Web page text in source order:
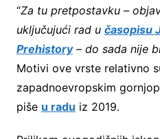
“Za tu pretpostavku –
uključujući rad u časopisu
Prehistory– do sada nije
Motivi ove vrste relativno
zapadnoevropskim
piše u radu iz 2019.